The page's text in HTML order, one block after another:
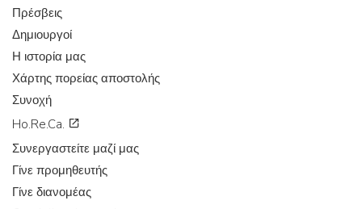
Πρέσβεις
Δημιουργοί
Η ιστορία μας
Χάρτης πορείας αποστολής
Συνοχή
Ho.Re.Ca.
Συνεργαστείτε μαζί μας
Γίνε προμηθευτής
Γίνε διανομέας